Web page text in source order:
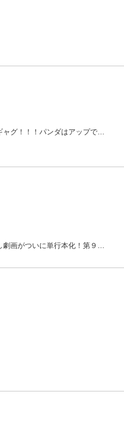
グ！！！パンダはアップで…
画がついに単行本化！第９ …